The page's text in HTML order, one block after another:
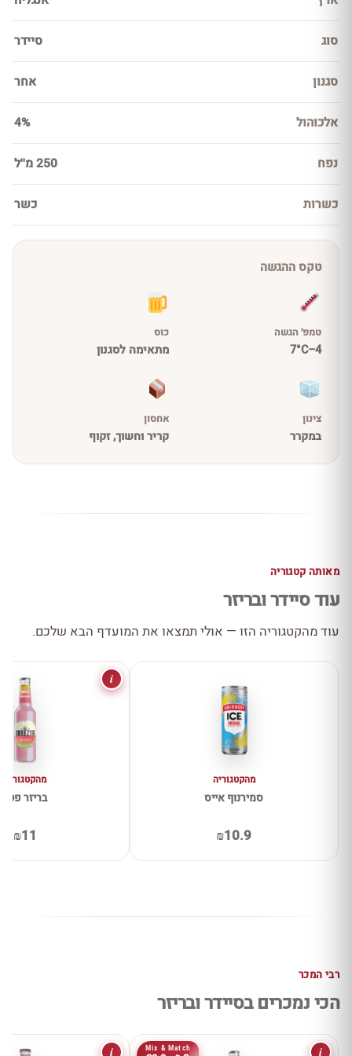
סוג סיידר
סגנון אחר
אלכוהול 4%
נפח 250 מ''ל
כשרות כשר
טקס ההגשה
טמפ׳ הגשה
4–7°C
כוס
מתאימה לסגנון
צינון
במקרר
אחסון
קריר וחשוך, זקוף
מאותה קטגוריה
עוד סיידר ובריזר
עוד מהקטגוריה הזו — אולי תמצאו את המועדף הבא שלכם.
מהקטגוריה
סמירנוף אייס
₪10.9
מהקטגוריה
בריזר פטל
₪11
i
רבי המכר
הכי נמכרים בסיידר ובריזר
Mix & Match i
i